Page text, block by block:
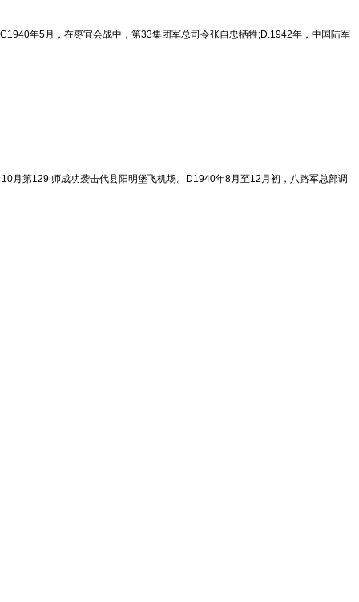
年5月，在枣宜会战中，第33集团军总司令张自忠牺牲;D.1942年，中国陆军
月第129 师成功袭击代县阳明堡飞机场。D1940年8月至12月初，八路军总部调